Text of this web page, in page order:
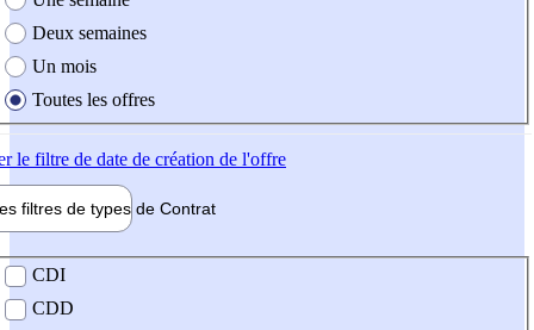
Deux semaines
Un mois
Toutes les offres
le filtre de date de création de l'offre
filtres de types de Contrat
contrat
CDI
CDD